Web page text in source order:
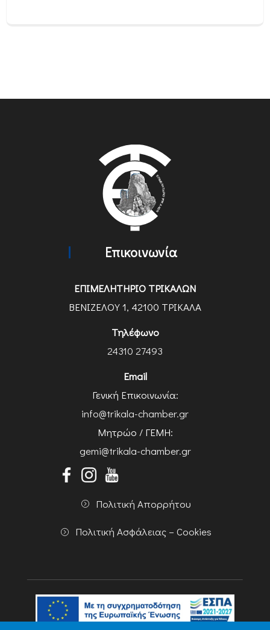
Επικοινωνία
ΕΠΙΜΕΛΗΤΗΡΙΟ ΤΡΙΚΑΛΩΝ
ΒΕΝΙΖΕΛΟΥ 1, 42100 ΤΡΙΚΑΛΑ
Τηλέφωνο
24310 27493
Email
Γενική Επικοινωνία:
info@trikala-chamber.gr
Μητρώο / ΓΕΜΗ:
gemi@trikala-chamber.gr
Πολιτική Απορρήτου
Πολιτική Ασφάλειας – Cookies